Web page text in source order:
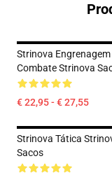
Strinova Engrenagem
Combate Strinova
€ 22,95 - € 27,55
Strinova Tática
Sacos